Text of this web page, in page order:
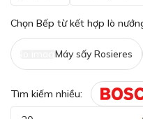
Chọn Bếp từ kết hợp lò
No imageMáy sấy Rosieres
Tìm kiếm nhiều: